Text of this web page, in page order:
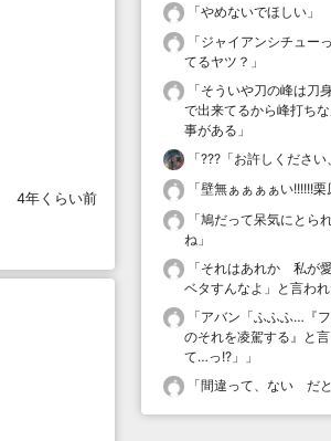
4年くらい前
「やめないでほしい 」
「ジャイアンシチュー
てるヤツ？ 」
「そういや刀の峰は刀
で出来てるから峰打ち
事がある 」
「???「お許しください
「壁無ぁぁぁぁい!!!!!!
「鳩だって呆気にとら
ね 」
「それはあれか 私が
ベタすんなよ」と言わ
「アバン「ふふふ…『
のそれを凌駕する』と
て…っ!?」
」
「間違って、ない だ